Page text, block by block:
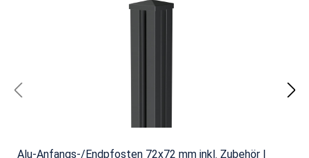
Alu-Anfangs-/Endpfosten 72x72 mm inkl. Zubehör |